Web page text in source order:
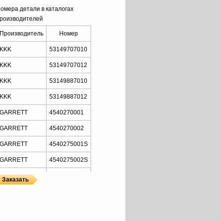
детали в каталогах
Производитель Номер
KKK 53149707010
KKK 53149707012
KKK 53149887010
KKK 53149887012
GARRETT 4540270001
GARRETT 4540270002
GARRETT 4540275001S
GARRETT 4540275002S